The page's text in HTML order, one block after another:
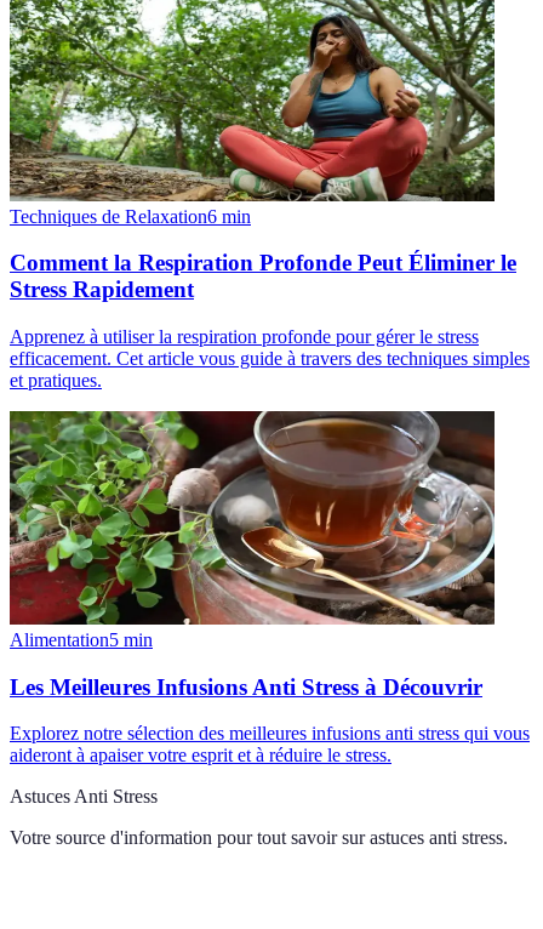
Techniques de Relaxation6 min
Comment la Respiration Profonde Peut Éliminer le
Stress Rapidement
Apprenez à utiliser la respiration profonde pour gérer le stress
efficacement. Cet article vous guide à travers des techniques simples
et pratiques.
Alimentation5 min
Les Meilleures Infusions Anti Stress à Découvrir
Explorez notre sélection des meilleures infusions anti stress qui vous
aideront à apaiser votre esprit et à réduire le stress.
Astuces Anti Stress
Votre source d'information pour tout savoir sur astuces anti stress.